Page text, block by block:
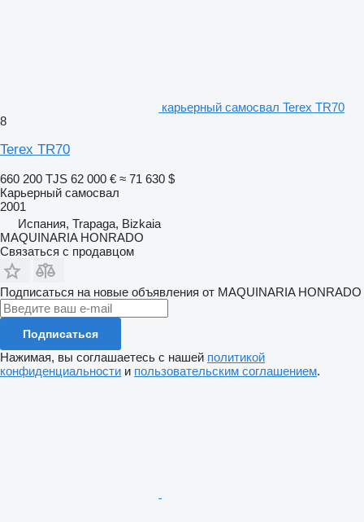
карьерный самосвал Terex TR70
8
Terex TR70
660 200 TJS 62 000 € ≈ 71 630 $
Карьерный самосвал
2001
Испания, Trapaga, Bizkaia
MAQUINARIA HONRADO
Связаться с продавцом
Подписаться на новые объявления от MAQUINARIA HONRADO
Подписаться
Нажимая, вы соглашаетесь с нашей политикой
конфиденциальности и пользовательским соглашением.